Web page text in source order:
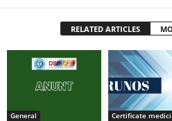
RELATED ARTICLES
General